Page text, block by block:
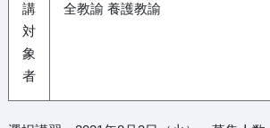
講
対
象
者
全教諭 養護教諭